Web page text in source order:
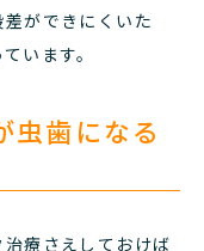
ができにくいた
います。
虫歯になる
療さえしておけば